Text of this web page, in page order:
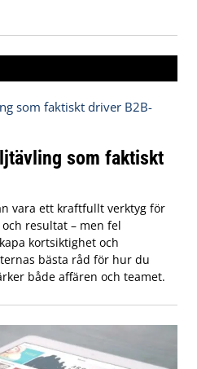
som faktiskt
vara ett kraftfullt verktyg för
resultat – men fel
kortsiktighet och
bästa råd för hur du
både affären och teamet.